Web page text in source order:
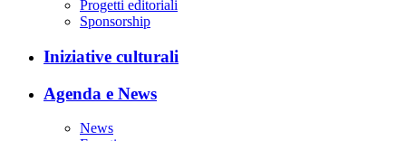
Progetti editoriali
Sponsorship
Iniziative culturali
Agenda e News
News